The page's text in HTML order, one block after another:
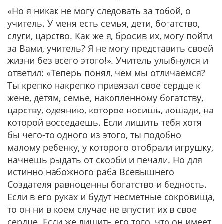
«Но я никак не могу следовать за тобой, о
учитель. У меня есть семья, дети, богатство,
слуги, царство. Как же я, бросив их, могу пойти
за Вами, учитель? Я не могу представить своей
жизни без всего этого!». Учитель улыбнулся и
ответил: «Теперь понял, чем мы отличаемся?
Ты крепко накрепко привязал свое сердце к
жене, детям, семье, накопленному богатству,
царству, одеянию, которое носишь, лошади, на
которой восседаешь. Если лишить тебя хотя
бы чего-то одного из этого, ты подобно
малому ребенку, у которого отобрали игрушку,
начнешь рыдать от скорби и печали. Но для
истинно набожного раба Всевышнего
Создателя равноценны богатство и бедность.
Если в его руках и будут несметные сокровища,
то он ни в коем случае не впустит их в свое
сердце. Если же лишить его того, что он имеет,